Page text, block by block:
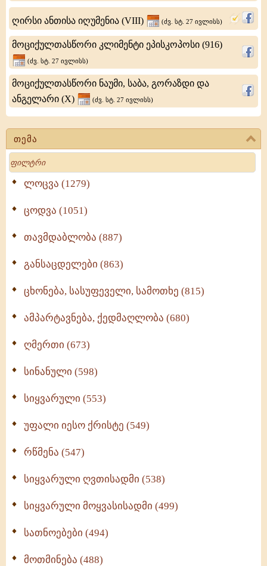
თემა
Search
ლოცვა (1279)
ცოდვა (1051)
თავმდაბლობა (887)
განსაცდელები (863)
ცხონება, სასუფეველი, სამოთხე (815)
ამპარტავნება, ქედმაღლობა (680)
ღმერთი (673)
სინანული (598)
სიყვარული (553)
უფალი იესო ქრისტე (549)
რწმენა (547)
სიყვარული ღვთისადმი (538)
სიყვარული მოყვასისადმი (499)
სათნოებები (494)
მოთმინება (488)
ივნისს)
მოწაფე,
VI-
VII
საუკუნეთა
მიჯნაზე
ცხოვრობდა
და
ღირსი ანთისა იღუმენია (VIII) (ძვ. სტ. 27 ივლისს)
მოციქულთასწორი კლიმენტი ეპისკოპოსი (916)
(ძვ. სტ. 27 ივლისს)
მოციქულთასწორი ნაუმი, საბა, გორაზდი და
ანგელარი (X)
(ძვ. სტ. 27 ივლისს)